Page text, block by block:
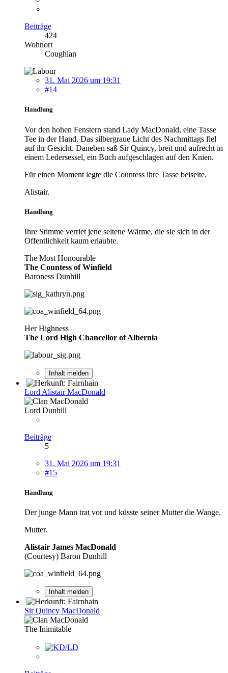
Beiträge
424
Wohnort
Coughlan
31. Mai 2026 um 19:31
#14
Handlung
Vor den hohen Fenstern stand Lady MacDonald, eine Tasse
Tee in der Hand. Das silbergraue Licht des Nachmittags fiel
auf ihr Gesicht. Daneben saß Sir Quincy, breit und aufrecht in
einem Ledersessel, ein Buch aufgeschlagen auf den Knien.
Für einen Moment legte die Countess ihre Tasse beiseite.
Alistair.
Handlung
Ihre Stimme verriet jene seltene Wärme, die sie sich in der
Öffentlichkeit kaum erlaubte.
The Most Honourable
The Countess of Winfield
Baroness Dunhill
Her Highness
The Lord High Chancellor of Albernia
Inhalt melden
Lord Alistair MacDonald
Lord Dunhill
Beiträge
5
31. Mai 2026 um 19:31
#15
Handlung
Der junge Mann trat vor und küsste seiner Mutter die Wange.
Mutter.
Alistair James MacDonald
(Courtesy) Baron Dunhill
Inhalt melden
Sir Quincy MacDonald
The Inimitable